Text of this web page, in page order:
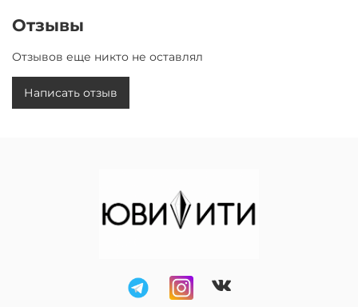
Отзывы
Отзывов еще никто не оставлял
Написать отзыв